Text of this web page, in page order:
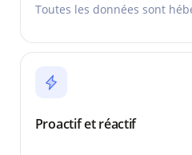
Toutes les données sont
Proactif et réactif